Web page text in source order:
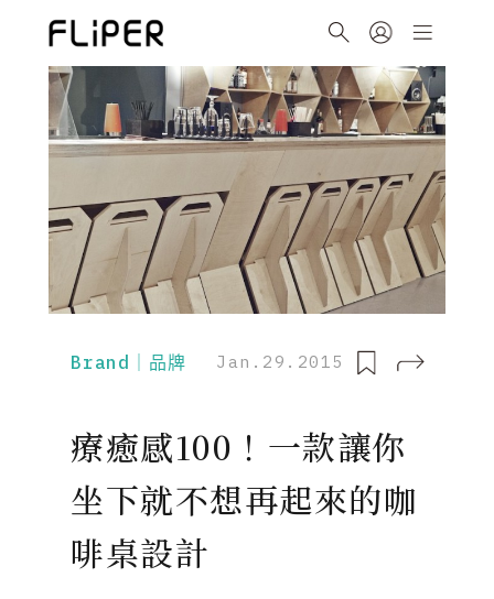
Brand｜品牌 Jan.29.2015
療癒感100！一款讓你
坐下就不想再起來的咖
啡桌設計